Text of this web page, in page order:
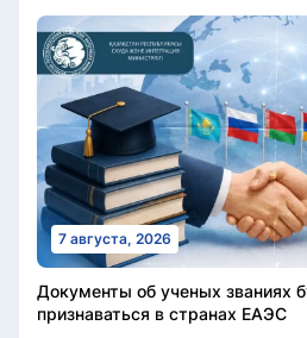
7 августа, 2026
Документы об ученых званиях
признаваться в странах ЕАЭС